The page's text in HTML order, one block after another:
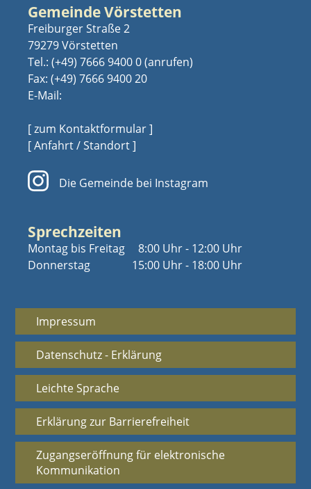
Gemeinde Vörstetten
Freiburger Straße 2
79279 Vörstetten
Tel.: (+49) 7666 9400 0
Fax: (+49) 7666 9400 20
E-Mail:
[ zum Kontaktformular ]
[ Anfahrt / Standort ]
Die Gemeinde bei Instagram
Sprechzeiten
Montag bis Freitag
Donnerstag
8:00 Uhr - 12:00 Uhr
15:00 Uhr - 18:00 Uhr
Impressum
Datenschutz - Erklärung
Leichte Sprache
Erklärung zur Barrierefreiheit
Zugangseröffnung für elektronische
Kommunikation